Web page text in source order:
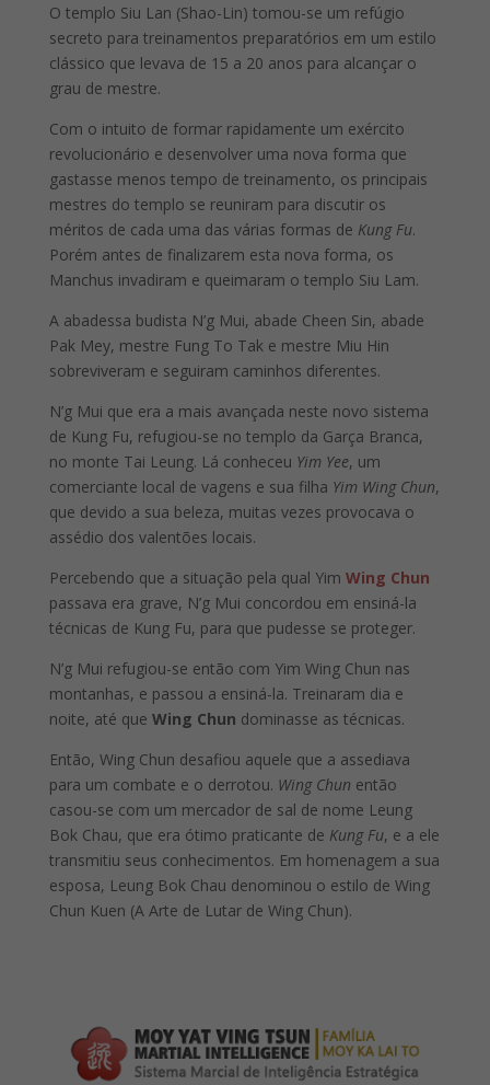
O templo Siu Lan (Shao-Lin) tomou-se um refúgio
secreto para treinamentos preparatórios em um estilo
clássico que levava de 15 a 20 anos para alcançar o
grau de mestre.
Com o intuito de formar rapidamente um exército
revolucionário e desenvolver uma nova forma que
gastasse menos tempo de treinamento, os principais
mestres do templo se reuniram para discutir os
méritos de cada uma das várias formas de Kung Fu.
Porém antes de finalizarem esta nova forma, os
Manchus invadiram e queimaram o templo Siu Lam.
A abadessa budista N’g Mui, abade Cheen Sin, abade
Pak Mey, mestre Fung To Tak e mestre Miu Hin
sobreviveram e seguiram caminhos diferentes.
N’g Mui que era a mais avançada neste novo sistema
de Kung Fu, refugiou-se no templo da Garça Branca,
no monte Tai Leung. Lá conheceu Yim Yee, um
comerciante local de vagens e sua filha Yim Wing Chun,
que devido a sua beleza, muitas vezes provocava o
assédio dos valentões locais.
Percebendo que a situação pela qual Yim Wing Chun
passava era grave, N’g Mui concordou em ensiná-la
técnicas de Kung Fu, para que pudesse se proteger.
N’g Mui refugiou-se então com Yim Wing Chun nas
montanhas, e passou a ensiná-la. Treinaram dia e
noite, até que Wing Chun dominasse as técnicas.
Então, Wing Chun desafiou aquele que a assediava
para um combate e o derrotou. Wing Chun então
casou-se com um mercador de sal de nome Leung
Bok Chau, que era ótimo praticante de Kung Fu, e a ele
transmitiu seus conhecimentos. Em homenagem a sua
esposa, Leung Bok Chau denominou o estilo de Wing
Chun Kuen (A Arte de Lutar de Wing Chun).